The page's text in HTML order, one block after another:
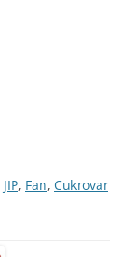
JIP, Fan, Cukrovar